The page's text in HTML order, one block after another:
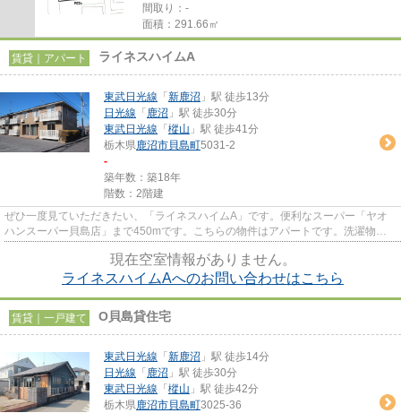
間取り：-
面積：291.66㎡
賃貸｜アパート ライネスハイムA
東武日光線 「 新鹿沼 」駅 徒歩13分
日光線 「 鹿沼 」駅 徒歩30分
東武日光線 「 樅山 」駅 徒歩41分
栃木県鹿沼市貝島町5031-2
-
築年数：築18年
階数：2階建
ぜひ一度見ていただきたい、「ライネスハイムA」です。便利なスーパー「ヤオ
ハンスーパー貝島店」まで450mです。こちらの物件はアパートです。洗濯物も
現在空室情報がありません。
ライネスハイムAへのお問い合わせはこちら
賃貸｜一戸建て O貝島貸住宅
東武日光線 「 新鹿沼 」駅 徒歩14分
日光線 「 鹿沼 」駅 徒歩30分
東武日光線 「 樅山 」駅 徒歩42分
栃木県鹿沼市貝島町3025-36